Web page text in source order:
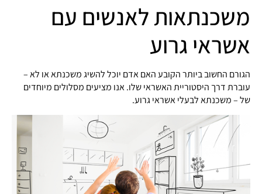
משכנתאות לאנשים עם
אשראי גרוע
הגורם החשוב ביותר הקובע האם אדם יוכל להשיג משכנתא או לא –
עוברת דרך היסטוריית האשראי שלו. אנו מציעים מסלולים מיוחדים
של – משכנתא לבעלי אשראי גרוע.